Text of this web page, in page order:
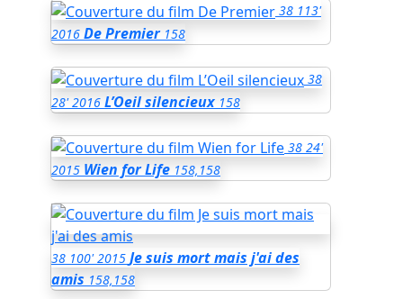
38 113'
2016 De Premier 158
38
28' 2016 L’Oeil silencieux 158
38 24'
2015 Wien for Life 158,158
38 100' 2015 Je suis mort mais j'ai des
amis 158,158